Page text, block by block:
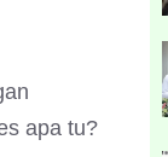
apa tu?